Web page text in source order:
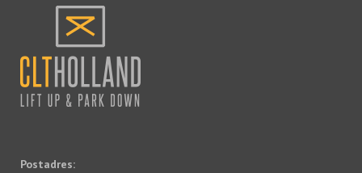
Postadres: